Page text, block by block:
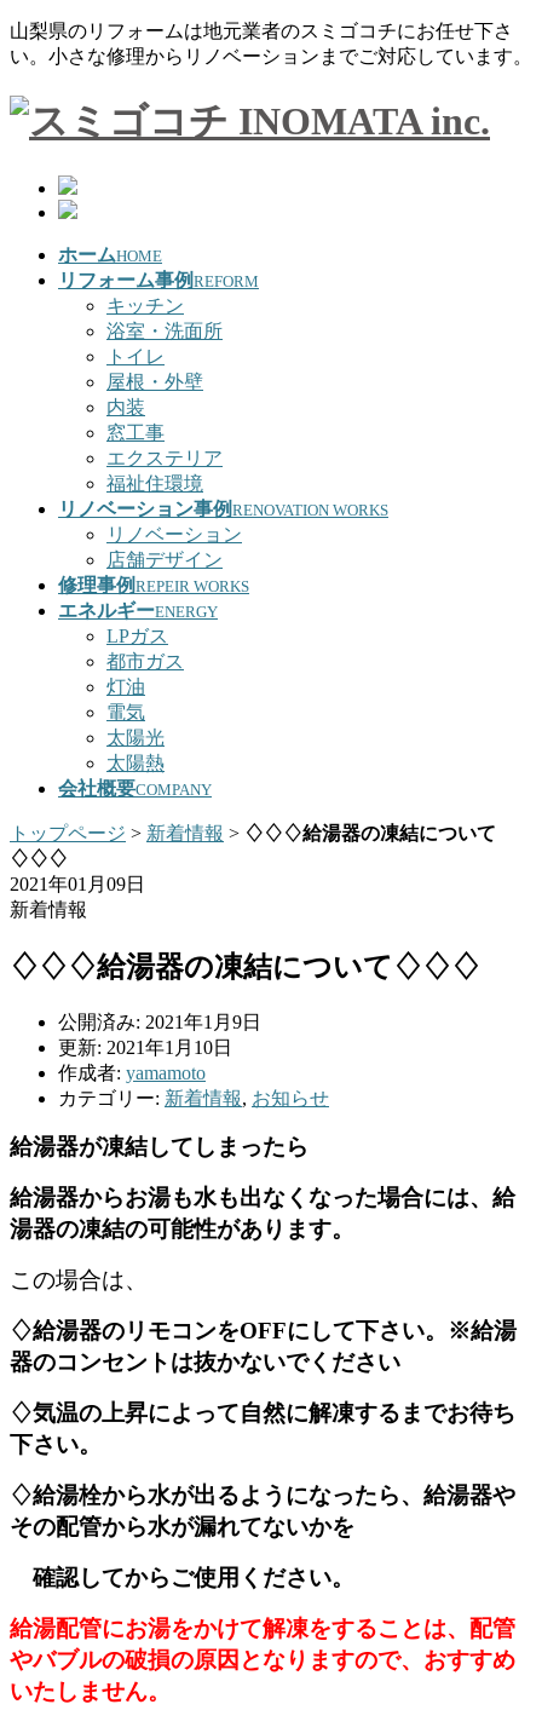
山梨県のリフォームは地元業者のスミゴコチにお任せ下さ
い。小さな修理からリノベーションまでご対応しています。
ホームHOME
リフォーム事例 REFORM
キッチン
浴室・洗面所
トイレ
屋根・外壁
内装
窓工事
エクステリア
福祉住環境
リノベーション事例 RENOVATION WORKS
リノベーション
店舗デザイン
修理事例 REPEIR WORKS
エネルギーENERGY
LPガス
都市ガス
灯油
電気
太陽光
太陽熱
会社概要COMPANY
トップページ > 新着情報 > ♢♢♢給湯器の凍結について
♢♢♢
2021年01月09日
新着情報
♢♢♢給湯器の凍結について♢♢♢
公開済み: 2021年1月9日
更新: 2021年1月10日
作成者: yamamoto
カテゴリー: 新着情報, お知らせ
給湯器が凍結してしまったら
給湯器からお湯も水も出なくなった場合には、給
湯器の凍結の可能性があります。
この場合は、
♢給湯器のリモコンをOFFにして下さい。※給湯
器のコンセントは抜かないでください
♢気温の上昇によって自然に解凍するまでお待ち
下さい。
♢給湯栓から水が出るようになったら、給湯器や
その配管から水が漏れてないかを
確認してからご使用ください。
給湯配管にお湯をかけて解凍をすることは、配管
やバブルの破損の原因となりますので、おすすめ
いたしません。